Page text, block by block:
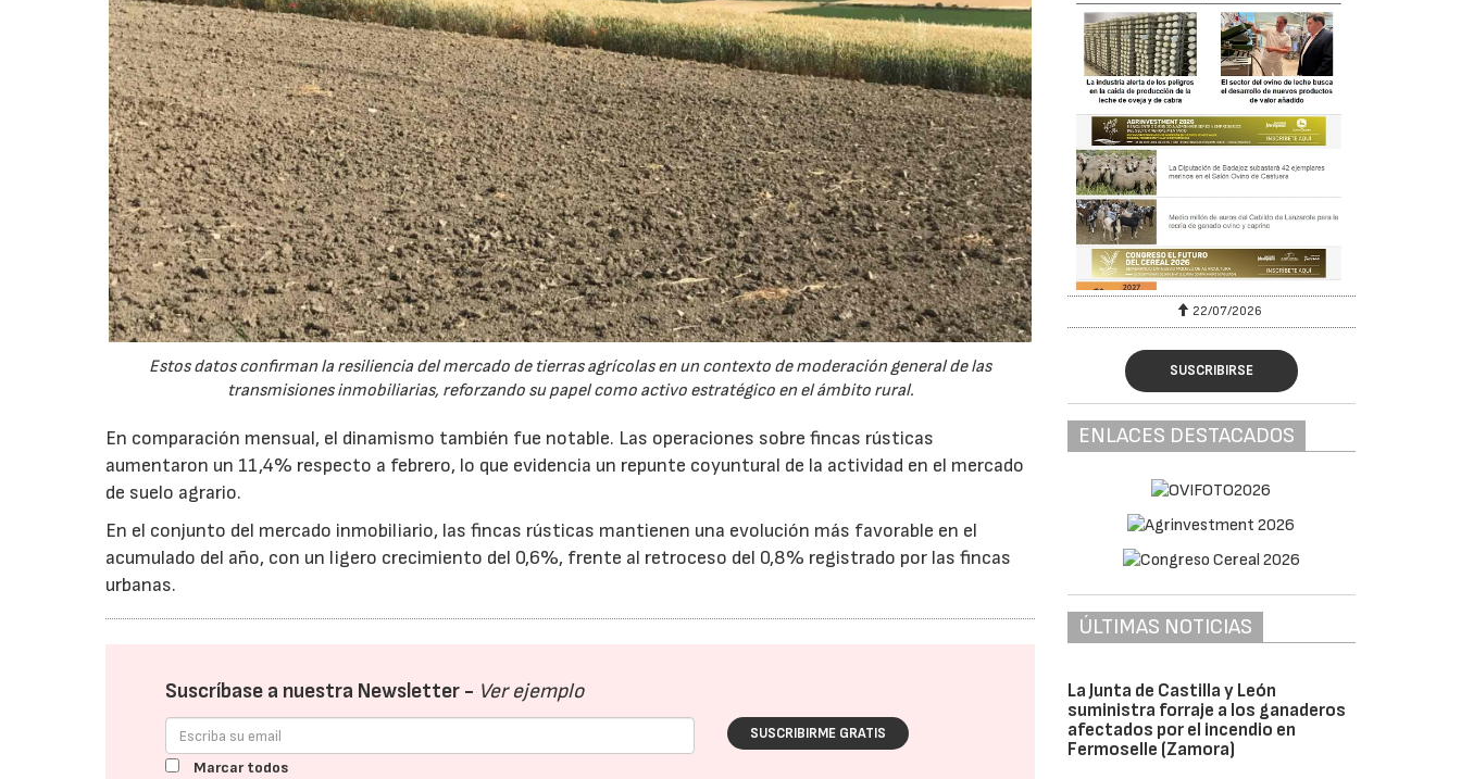
Estos datos confirman la resiliencia del mercado de tierras agrícolas en un contexto de moderación general de las
transmisiones inmobiliarias, reforzando su papel como activo estratégico en el ámbito rural.
En comparación mensual, el dinamismo también fue notable. Las operaciones sobre fincas rústicas
aumentaron un 11,4% respecto a febrero, lo que evidencia un repunte coyuntural de la actividad en el mercado
de suelo agrario.
En el conjunto del mercado inmobiliario, las fincas rústicas mantienen una evolución más favorable en el
acumulado del año, con un ligero crecimiento del 0,6%, frente al retroceso del 0,8% registrado por las fincas
urbanas.
Suscríbase a nuestra Newsletter - Ver ejemplo
SUSCRIBIRME GRATIS
Marcar todos
22/07/2026 29/07/2026 22/07/2026
SUSCRIBIRSE
ENLACES DESTACADOS
ÚLTIMAS NOTICIAS
La Junta de Castilla y León
suministra forraje a los ganaderos
afectados por el incendio en
Fermoselle (Zamora)